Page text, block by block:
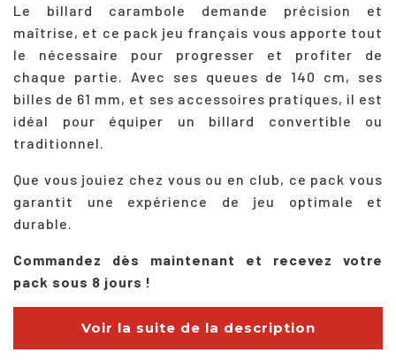
Le billard carambole demande précision et
maîtrise, et ce pack jeu français vous apporte tout
le nécessaire pour progresser et profiter de
chaque partie. Avec ses queues de 140 cm, ses
billes de 61 mm, et ses accessoires pratiques, il est
idéal pour équiper un billard convertible ou
traditionnel.
Que vous jouiez chez vous ou en club, ce pack vous
garantit une expérience de jeu optimale et
durable.
Commandez dès maintenant et recevez votre
pack sous 8 jours !
Voir la suite de la description